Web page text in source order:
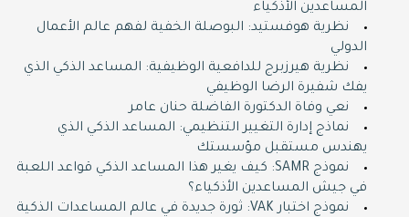
المساعدين الأذكياء
نظرية هوفستيد: البوصلة الخفية لفهم عالم الأعمال
الدولي
نظرية هيرزبرج للدافعية الوظيفية: المساعد الذكي الذي
يفك شفيرة الرضا الوظيفي
نعي وفاة الدكتورة الفاضلة حنان عامر
نماذج إدارة التغيير التنظيمي: المساعد الذكي الذي
يهندس مستقبل مؤسستك
نموذج SAMR: كيف يغير هذا المساعد الذكي قواعد اللعبة
في جيش المساعدين الأذكياء؟
نموذج اختبار VAK: ثورة جديدة في عالم المساعدات الذكية